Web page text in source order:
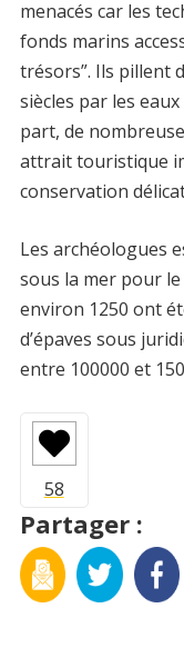
menacés car les
fonds marins
trésors”. Ils pillent
siècles par les
part, de
attrait touristique
conservation
Les archéologues
sous la mer pour
environ 1250 ont
d’épaves sous
entre 100000 et
Partager :